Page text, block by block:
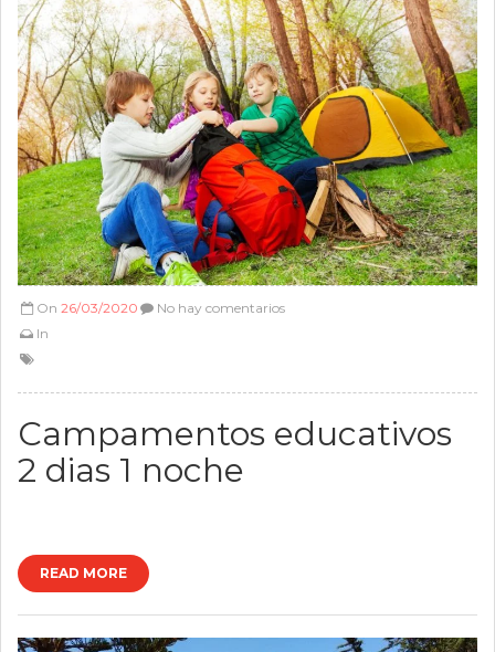
On 26/03/2020
In
No hay comentarios
Campamentos educativos
2 dias 1 noche
READ MORE